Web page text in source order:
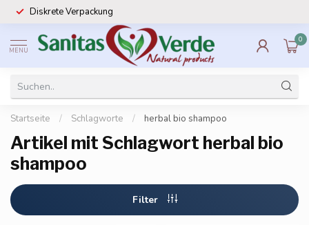
Diskrete Verpackung
MENU
0
Startseite / Schlagworte / herbal bio shampoo
Artikel mit Schlagwort herbal bio
shampoo
Filter